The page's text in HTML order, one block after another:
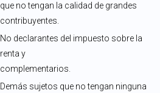
que no tengan la calidad de grandes
contribuyentes.
No declarantes del impuesto sobre la
renta y
complementarios.
Demás sujetos que no tengan ninguna